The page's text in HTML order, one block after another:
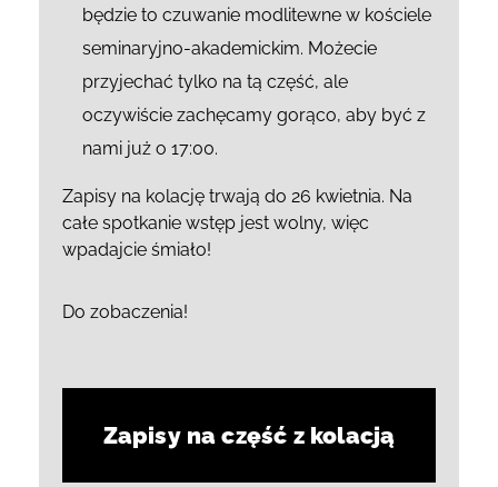
będzie to czuwanie modlitewne w kościele
seminaryjno-akademickim. Możecie
przyjechać tylko na tą część, ale
oczywiście zachęcamy gorąco, aby być z
nami już o 17:00.
Zapisy na kolację trwają do 26 kwietnia. Na
całe spotkanie wstęp jest wolny, więc
wpadajcie śmiało!
Do zobaczenia!
Zapisy na część z kolacją